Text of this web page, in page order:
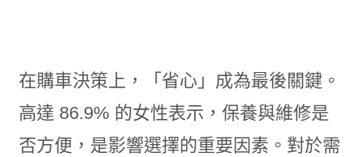
在購車決策上，「省心」成為最後關鍵。
高達 86.9% 的女性表示，保養與維修是
否方便，是影響選擇的重要因素。對於需